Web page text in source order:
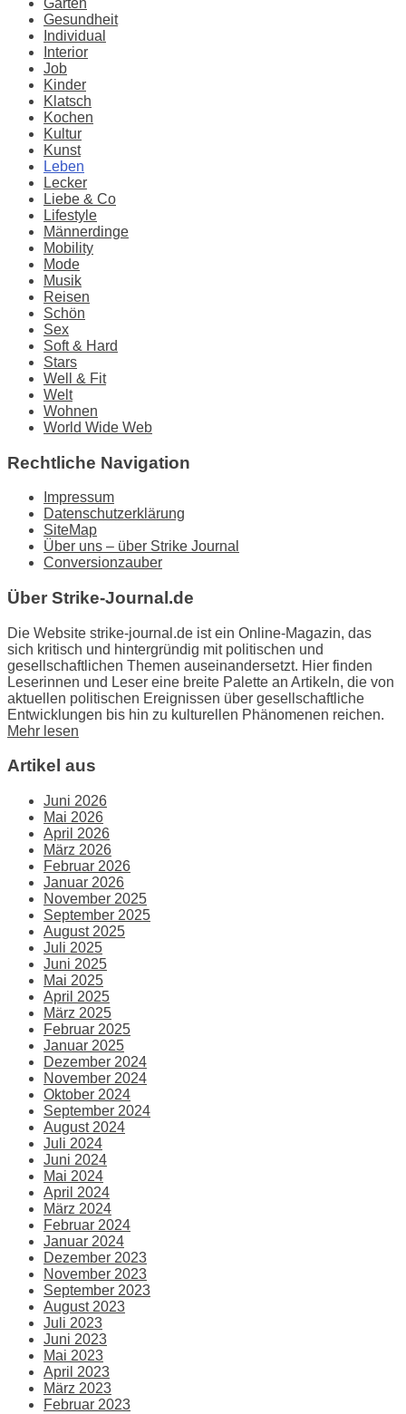
Gesundheit
Individual
Interior
Job
Kinder
Klatsch
Kochen
Kultur
Kunst
Leben
Lecker
Liebe & Co
Lifestyle
Männerdinge
Mobility
Mode
Musik
Reisen
Schön
Sex
Soft & Hard
Stars
Well & Fit
Welt
Wohnen
World Wide Web
Rechtliche Navigation
Impressum
Datenschutzerklärung
SiteMap
Über uns – über Strike Journal
Conversionzauber
Über Strike-Journal.de
Die Website strike-journal.de ist ein Online-Magazin, das
sich kritisch und hintergründig mit politischen und
gesellschaftlichen Themen auseinandersetzt. Hier finden
Leserinnen und Leser eine breite Palette an Artikeln, die von
aktuellen politischen Ereignissen über gesellschaftliche
Entwicklungen bis hin zu kulturellen Phänomenen reichen.
Mehr lesen
Artikel aus
Juni 2026
Mai 2026
April 2026
März 2026
Februar 2026
Januar 2026
November 2025
September 2025
August 2025
Juli 2025
Juni 2025
Mai 2025
April 2025
März 2025
Februar 2025
Januar 2025
Dezember 2024
November 2024
Oktober 2024
September 2024
August 2024
Juli 2024
Juni 2024
Mai 2024
April 2024
März 2024
Februar 2024
Januar 2024
Dezember 2023
November 2023
September 2023
August 2023
Juli 2023
Juni 2023
Mai 2023
April 2023
März 2023
Februar 2023